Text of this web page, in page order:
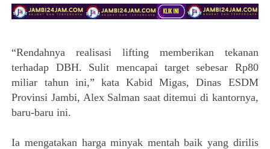
“Rendahnya realisasi lifting memberikan tekanan
terhadap DBH. Sulit mencapai target sebesar Rp80
miliar tahun ini,” kata Kabid Migas, Dinas ESDM
Provinsi Jambi, Alex Salman saat ditemui di kantornya,
baru-baru ini.
Ia mengatakan harga minyak mentah baik yang dirilis